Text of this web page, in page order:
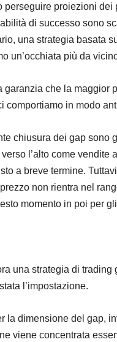
perseguire proiezioni
di successo sono
una strategia basata
un’occhiata più da
garanzia che la maggior
comportiamo in modo
chiusura dei gap sono
l’alto come vendite
a breve termine.
non rientra nel
momento in poi per
una strategia di
l’impostazione.
la dimensione del gap,
viene concentrata